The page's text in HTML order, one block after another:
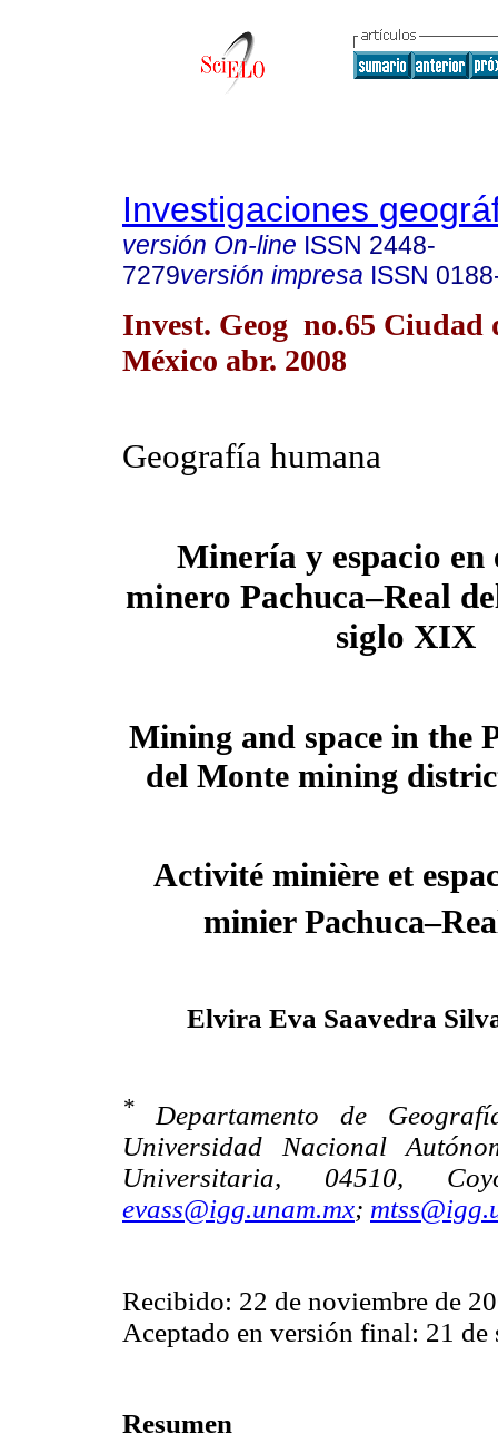
Investigaciones
versión On-line ISSN 2448-
7279versión impresa ISSN
Invest. Geog no.65 Ciudad
México abr. 2008
Geografía humana
Minería y espacio
minero Pachuca–Real
siglo XIX
Mining and space in the
del Monte mining
Activité minière et
minier
Elvira Eva Saavedra
*
Departamento de
Universidad Nacional
Universitaria, 04510,
evass@igg.unam.mx;
Recibido: 22 de noviembre de
Aceptado en versión final: 21 de
Resumen